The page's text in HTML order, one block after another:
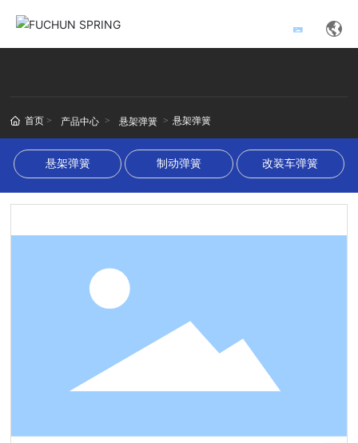
首页 产品中心 悬架弹簧 悬架弹簧
悬架弹簧 制动弹簧 改装车弹簧